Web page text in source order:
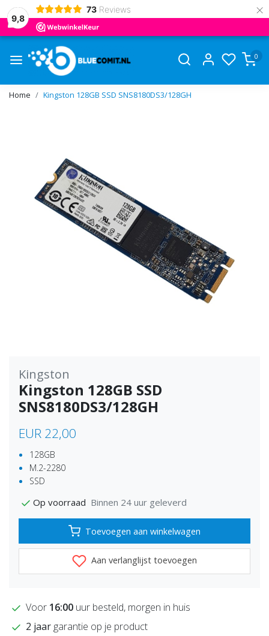
9,8
73 Reviews ×
0
Home Kingston 128GB SSD SNS8180DS3/128GH
Kingston
Kingston 128GB SSD
SNS8180DS3/128GH
EUR 22,00
128GB
M.2-2280
SSD
Op voorraad Binnen 24 uur geleverd
Toevoegen aan winkelwagen
Aan verlanglijst toevoegen
Voor 16:00 uur besteld, morgen in huis
2 jaargarantie op je product